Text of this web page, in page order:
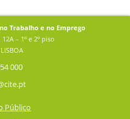
Trabalho e no Emprego
– 1º e 2º piso
000
Público